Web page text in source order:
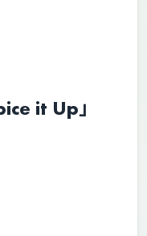
it Up」